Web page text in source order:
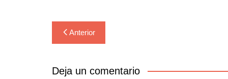
Navegación
de
entradas
Anterior
Deja un comentario